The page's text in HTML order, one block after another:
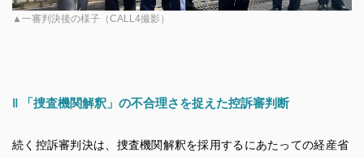
▲一審判決後の様子（CALL4撮影）
‖ 「捜査機関解釈」の不合理さを捉えた控訴審判断
続く控訴審判決は、捜査機関解釈を採用するにあたっての経産省